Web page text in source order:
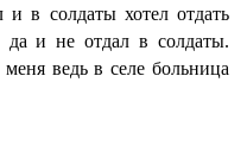
в солдаты хотел отдать
и не отдал в солдаты.
ведь в селе больница